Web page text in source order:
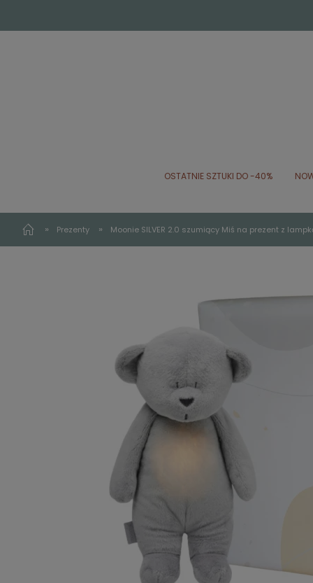
OSTATNIE SZTUKI DO -40%
» Prezenty » Moonie SILVER 2.0 szumiący Miś na prezent z